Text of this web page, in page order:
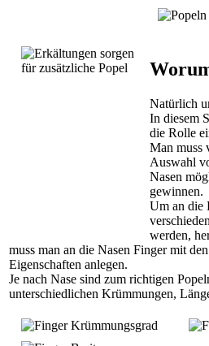
Natürlich
In diesem
die Rolle
Man muss
Auswahl
Nasen
gewinnen.
Um an die
werden,
muss man an die Nasen Finger mit
Eigenschaften anlegen.
Je nach Nase sind zum richtigen
unterschiedlichen Krümmungen,